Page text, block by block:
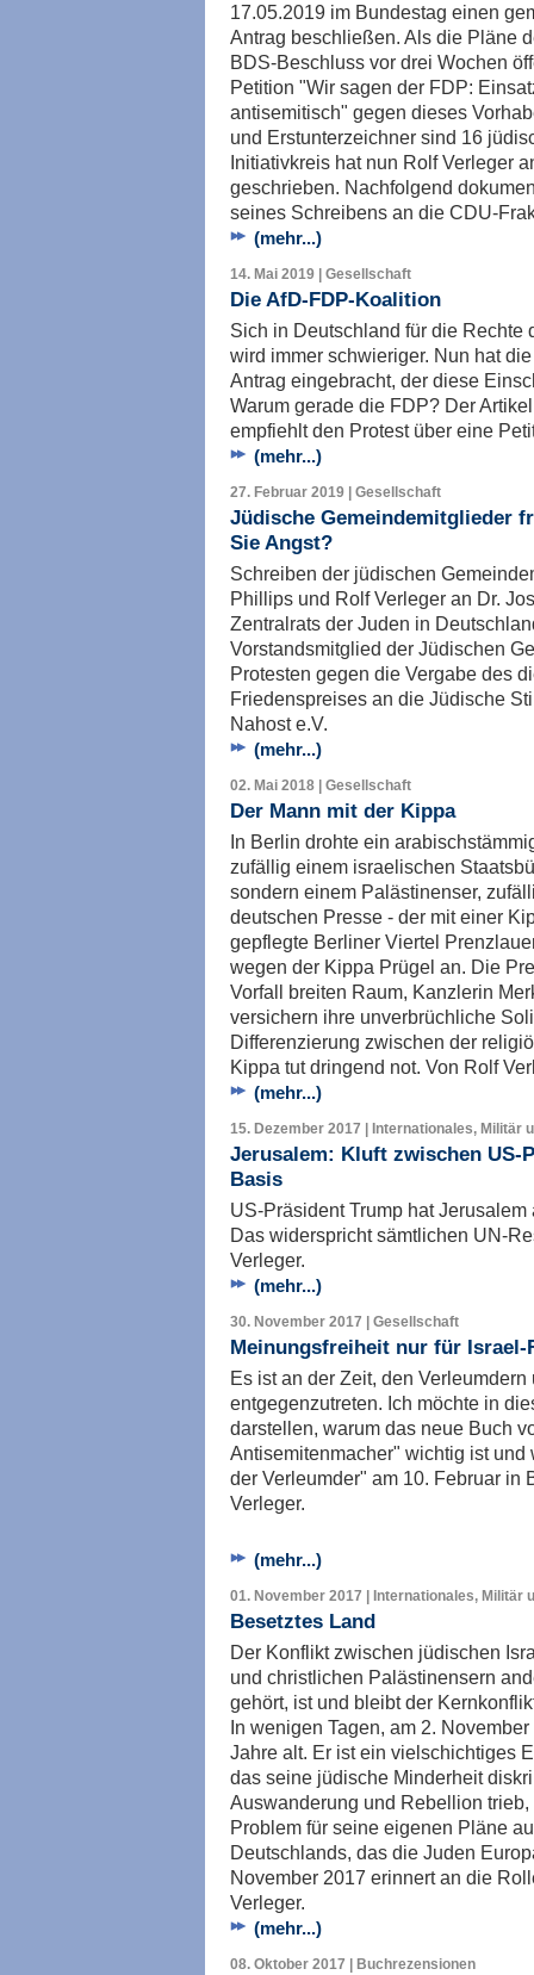
17.05.2019 im Bundestag einen
Antrag beschließen. Als die Pläne
BDS-Beschluss vor drei Wochen
Petition "Wir sagen der FDP:
antisemitisch" gegen dieses
und Erstunterzeichner sind 16
Initiativkreis hat nun Rolf Verleger
geschrieben. Nachfolgend
seines Schreibens an die CDU-
(mehr...)
14. Mai 2019 | Gesellschaft
Die AfD-FDP-Koalition
Sich in Deutschland für die Rechte
wird immer schwieriger. Nun hat
Antrag eingebracht, der diese
Warum gerade die FDP? Der
empfiehlt den Protest über eine
(mehr...)
27. Februar 2019 | Gesellschaft
Jüdische Gemeindemitglieder
Sie Angst?
Schreiben der jüdischen
Phillips und Rolf Verleger an Dr.
Zentralrats der Juden in
Vorstandsmitglied der Jüdischen
Protesten gegen die Vergabe des
Friedenspreises an die Jüdische
Nahost e.V.
(mehr...)
02. Mai 2018 | Gesellschaft
Der Mann mit der Kippa
In Berlin drohte ein
zufällig einem israelischen
sondern einem Palästinenser,
deutschen Presse - der mit einer
gepflegte Berliner Viertel
wegen der Kippa Prügel an. Die
Vorfall breiten Raum, Kanzlerin
versichern ihre unverbrüchliche
Differenzierung zwischen der
Kippa tut dringend not. Von Rolf
(mehr...)
15. Dezember 2017 | Internationales, Militär
Jerusalem: Kluft zwischen
Basis
US-Präsident Trump hat
Das widerspricht sämtlichen UN-
Verleger.
(mehr...)
30. November 2017 | Gesellschaft
Meinungsfreiheit nur für Israel-
Es ist an der Zeit, den
entgegenzutreten. Ich möchte in
darstellen, warum das neue Buch
Antisemitenmacher" wichtig ist
der Verleumder" am 10. Februar in
Verleger.
(mehr...)
01. November 2017 | Internationales, Militär
Besetztes Land
Der Konflikt zwischen jüdischen
und christlichen Palästinensern
gehört, ist und bleibt der
In wenigen Tagen, am 2.
Jahre alt. Er ist ein vielschichtiges
das seine jüdische Minderheit
Auswanderung und Rebellion
Problem für seine eigenen Pläne
Deutschlands, das die Juden
November 2017 erinnert an die
Verleger.
(mehr...)
08. Oktober 2017 | Buchrezensionen